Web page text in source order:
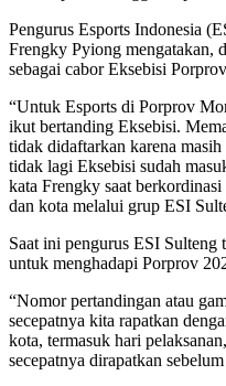
Pengurus Esports Indonesia
Frengky Pyiong mengatakan,
sebagai cabor Eksebisi
“Untuk Esports di Porprov
ikut bertanding Eksebisi.
tidak didaftarkan karena
tidak lagi Eksebisi sudah
kata Frengky saat
dan kota melalui grup ESI
Saat ini pengurus ESI Sulteng
untuk menghadapi Porprov
“Nomor pertandingan atau
secepatnya kita rapatkan
kota, termasuk hari
secepatnya dirapatkan